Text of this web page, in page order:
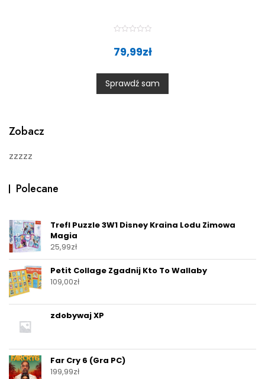
t
0
o
t
79,99zł
Sprawdź sam
Zobacz
zzzzz
Polecane
Trefl Puzzle 3W1 Disney Kraina Lodu Zimowa
Magia
25,99zł
Petit Collage Zgadnij Kto To Wallaby
109,00zł
zdobywaj XP
Far Cry 6 (Gra PC)
199,99zł